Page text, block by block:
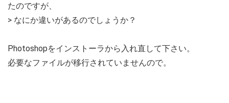
たのですが、
> なにか違いがあるのでしょうか？
Photoshopをインストーラから入れ直して下さい。
必要なファイルが移行されていませんので。